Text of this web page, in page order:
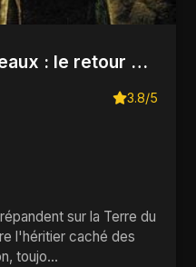
Le Seigneur des anneaux : le retour du roi
3.8/5
sur la Terre du
l'héritier caché des
toujo...